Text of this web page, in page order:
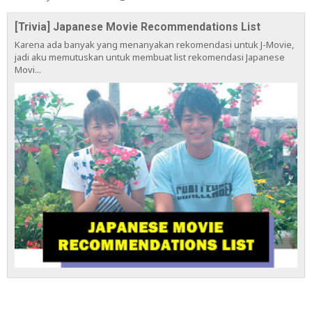
[Trivia] Japanese Movie Recommendations List
Karena ada banyak yang menanyakan rekomendasi untuk J-Movie,
jadi aku memutuskan untuk membuat list rekomendasi Japanese
Movi...